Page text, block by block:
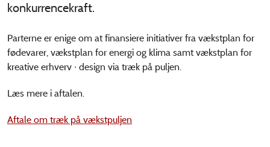
konkurrencekraft.
Parterne er enige om at finansiere initiativer fra vækstplan for
fødevarer, vækstplan for energi og klima samt vækstplan for
kreative erhverv ∙ design via træk på puljen.
Læs mere i aftalen.
Aftale om træk på vækstpuljen